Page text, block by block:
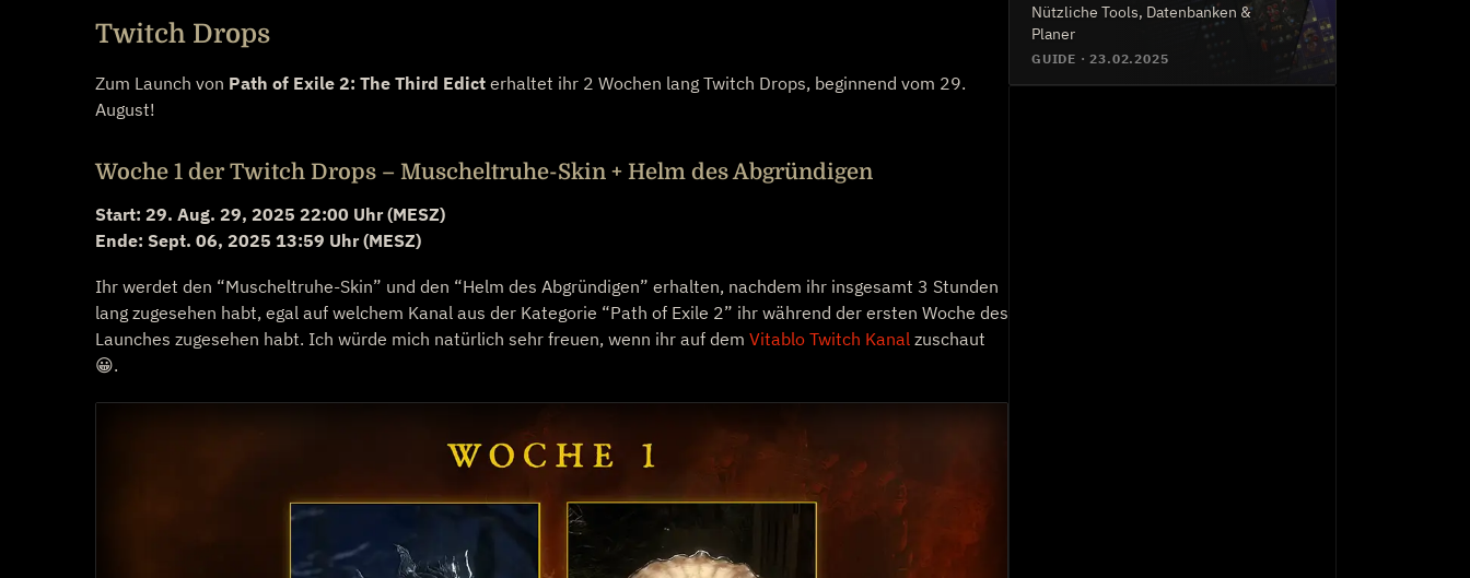
Twitch Drops
Zum Launch von Path of Exile 2: The Third Edict erhaltet ihr 2 Wochen lang Twitch Drops, beginnend vom 29.
August!
Woche 1 der Twitch Drops – Muscheltruhe-Skin + Helm des Abgründigen
Start: 29. Aug. 29, 2025 22:00 Uhr (MESZ)
Ende: Sept. 06, 2025 13:59 Uhr (MESZ)
Ihr werdet den “Muscheltruhe-Skin” und den “Helm des Abgründigen” erhalten, nachdem ihr insgesamt 3 Stunden
lang zugesehen habt, egal auf welchem Kanal aus der Kategorie “Path of Exile 2” ihr während der ersten Woche des
Launches zugesehen habt. Ich würde mich natürlich sehr freuen, wenn ihr auf dem Vitablo Twitch Kanal zuschaut
😀.
Nützliche Tools, Datenbanken &
Planer
GUIDE · 23.02.2025